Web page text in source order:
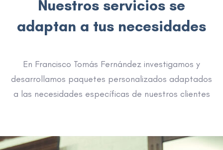
Nuestros servicios se
adaptan a tus necesidades
En Francisco Tomás Fernández investigamos y
desarrollamos paquetes personalizados adaptados
a las necesidades específicas de nuestros clientes